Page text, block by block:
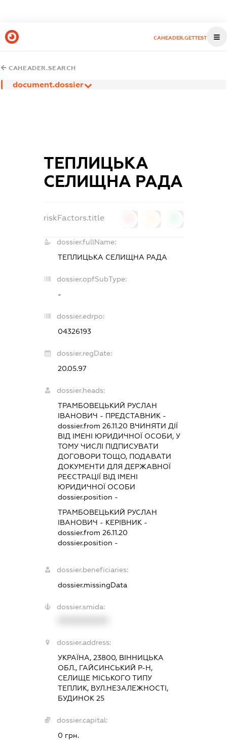
CAHEADER.GETTEST
CAHEADER.SEARCH
document.dossier
ТЕПЛИЦЬКА
СЕЛИЩНА РАДА
riskFactors.title
dossier.fullName:
ТЕПЛИЦЬКА СЕЛИЩНА РАДА
dossier.opfSubType:
-
dossier.edrpo:
04326193
dossier.regDate:
20.05.97
dossier.heads:
ТРАМБОВЕЦЬКИЙ РУСЛАН
ІВАНОВИЧ - ПРЕДСТАВНИК -
dossier.from 26.11.20 ВЧИНЯТИ ДІЇ
ВІД ІМЕНІ ЮРИДИЧНОЇ ОСОБИ, У
ТОМУ ЧИСЛІ ПІДПИСУВАТИ
ДОГОВОРИ ТОЩО, ПОДАВАТИ
ДОКУМЕНТИ ДЛЯ ДЕРЖАВНОЇ
РЕЄСТРАЦІЇ ВІД ІМЕНІ
ЮРИДИЧНОЇ ОСОБИ
dossier.position -
ТРАМБОВЕЦЬКИЙ РУСЛАН
ІВАНОВИЧ - КЕРІВНИК -
dossier.from 26.11.20
dossier.position -
dossier.beneficiaries:
dossier.missingData
dossier.smida:
dossier.address:
УКРАЇНА, 23800, ВІННИЦЬКА
ОБЛ., ГАЙСИНСЬКИЙ Р-Н,
СЕЛИЩЕ МІСЬКОГО ТИПУ
ТЕПЛИК, ВУЛ.НЕЗАЛЕЖНОСТІ,
БУДИНОК 25
dossier.capital:
0 грн.